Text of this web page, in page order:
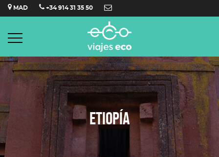
Saltar
al
MAD +34 914 31 35 50
ETIOPÍA